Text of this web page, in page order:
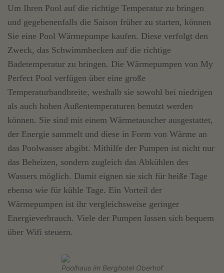
Um Ihren Pool auf die richtige Temperatur zu bringen
und gegebenenfalls die Saison früher zu starten, können
Sie eine Pool Wärmepumpe kaufen. Diese verfolgt den
Zweck, das Schwimmbecken auf die richtige
Badetemperatur zu bringen. Die Wärmepumpen von My
Perfect Pool verfügen über eine große
Temperaturbandbreite, weshalb sie sowohl bei niedrigen
als auch hohen Außentemperaturen benutzt werden
können. Sie sind mit einem Wärmetauscher ausgestattet,
der Energie sammelt und diese in Form von Wärme an
das Poolwasser abgibt. Mithilfe der Pumpen ist nicht nur
das Beheizen, sondern zugleich das Abkühlen des
Wassers möglich. Damit eignen sie sich für heiße Tage
ebenso wie für kühle Tage. Ein Vorteil der
Wärmepumpen ist ihr vergleichsweise geringer
Energieverbrauch. Viele der Pumpen lassen sich bequem
über Wifi steuern.
Poolhaus im Berghotel Oberhof